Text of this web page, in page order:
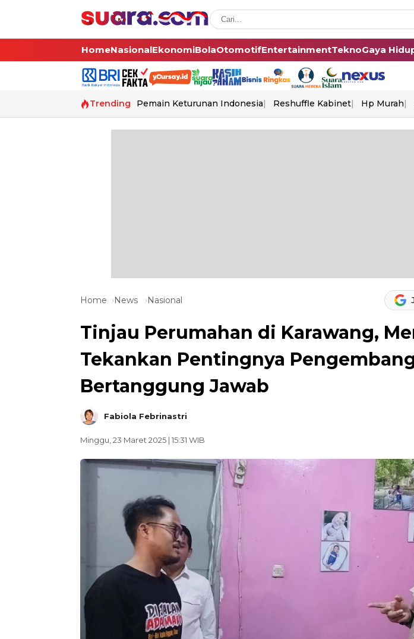
HomeNasionalEkonomiBolaOtomotifEntertainmentTeknoGaya
Trending Pemain Keturunan Indonesia Reshuffle Kabinet Hp Murah
Home News Nasional
Tinjau Perumahan di Karawang,
Tekankan Pentingnya
Bertanggung Jawab
Fabiola Febrinastri
Minggu, 23 Maret 2025 | 15:31 WIB